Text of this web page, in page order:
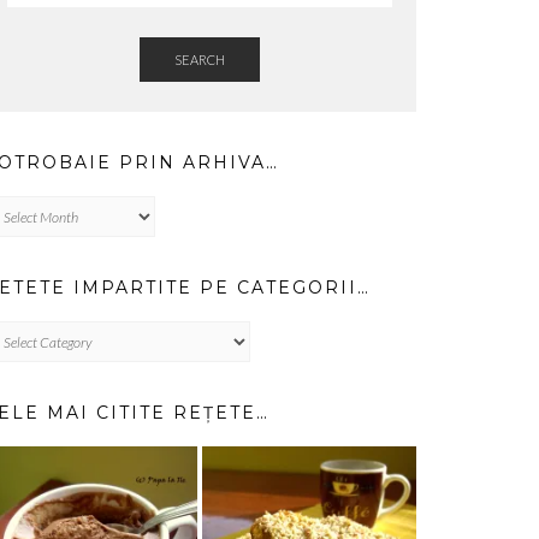
SEARCH
PRIN ARHIVA…
IMPARTITE PE CATEGORII…
MAI CITITE REȚETE…